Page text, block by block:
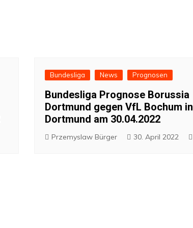
Bundesliga News Prognosen
Bundesliga Prognose Borussia
Dortmund gegen VfL Bochum in
Dortmund am 30.04.2022
Przemyslaw Bürger 30. April 2022